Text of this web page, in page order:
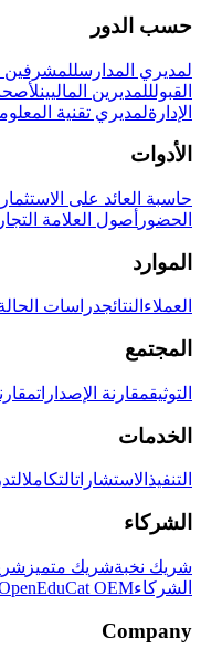
حسب الدور
لمديري المدارسللمشرفين
القبولللمديرين الماليين
الإدارةلمديري تقنية
الأدوات
حاسبة العائد على الاستثمار
الحضور أصول العلامة
الموارد
العملاء النتائجدراسات
المجتمع
التوثيقمقارنة الإصدارات
الخدمات
التنفيذ الاستشاراتالتكامل
الشركاء
شريك نخبةشريك متميز
الشركاءOEM
Company